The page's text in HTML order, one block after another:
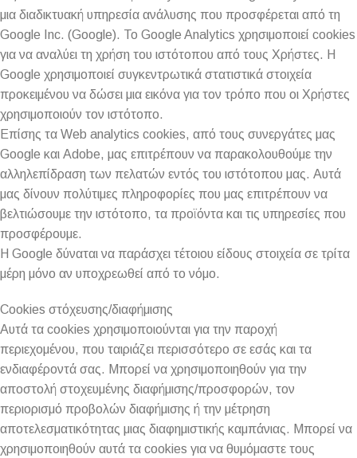
μια διαδικτυακή υπηρεσία ανάλυσης που προσφέρεται από τη
Google Inc. (Google). Το Google Analytics χρησιμοποιεί cookies
για να αναλύει τη χρήση του ιστότοπου από τους Χρήστες. Η
Google χρησιμοποιεί συγκεντρωτικά στατιστικά στοιχεία
προκειμένου να δώσει μια εικόνα για τον τρόπο που οι Χρήστες
χρησιμοποιούν τον ιστότοπο.
Επίσης τα Web analytics cookies, από τους συνεργάτες μας
Google και Adobe, μας επιτρέπουν να παρακολουθούμε την
αλληλεπίδραση των πελατών εντός του ιστότοπου μας. Αυτά
μας δίνουν πολύτιμες πληροφορίες που μας επιτρέπουν να
βελτιώσουμε την ιστότοπο, τα προϊόντα και τις υπηρεσίες που
προσφέρουμε.
Η Google δύναται να παράσχει τέτοιου είδους στοιχεία σε τρίτα
μέρη μόνο αν υποχρεωθεί από το νόμο.
Cookies στόχευσης/διαφήμισης
Αυτά τα cookies χρησιμοποιούνται για την παροχή
περιεχομένου, που ταιριάζει περισσότερο σε εσάς και τα
ενδιαφέροντά σας. Μπορεί να χρησιμοποιηθούν για την
αποστολή στοχευμένης διαφήμισης/προσφορών, τον
περιορισμό προβολών διαφήμισης ή την μέτρηση
αποτελεσματικότητας μιας διαφημιστικής καμπάνιας. Μπορεί να
χρησιμοποιηθούν αυτά τα cookies για να θυμόμαστε τους